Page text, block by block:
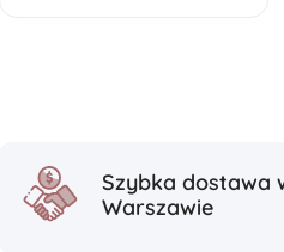
Szybka dostawa
Warszawie